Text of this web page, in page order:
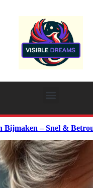
Bijmaken – Snel &